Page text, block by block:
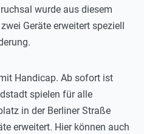
wurde aus diesem
Geräte erweitert speziell
Handicap. Ab sofort ist
spielen für alle
in der Berliner Straße
erweitert. Hier können auch